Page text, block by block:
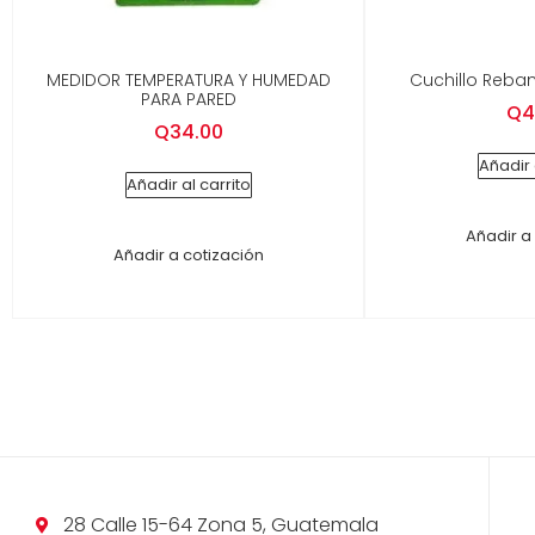
MEDIDOR TEMPERATURA Y HUMEDAD
PARA PARED
Q34.00
Añadir al carrito
Añadir a cotización
Cuchillo
Q
Añadir
Añadir
28 Calle 15-64 Zona 5, Guatemala